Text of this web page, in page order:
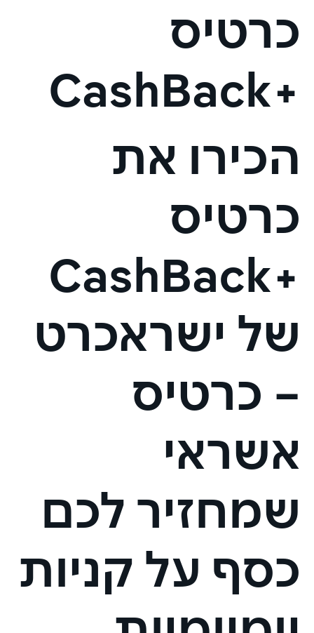
כרטיס
+CashBack
הכירו את
כרטיס
+CashBack
של ישראכרט
– כרטיס
אשראי
שמחזיר לכם
כסף על קניות